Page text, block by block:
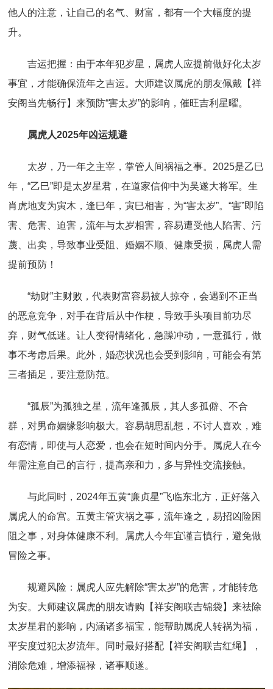
他人的注意，让自己的名气、财富，都有一个大幅度的提
升。
吉运把握：由于本年犯岁星，属虎人应提前做好化太岁
事宜，才能确保流年之吉运。大师建议属虎的朋友佩戴【祥
安阁当先畅行】来预防“害太岁”的影响，催旺吉利星曜。
属虎人2025年凶运规避
太岁，乃一年之主宰，掌管人间祸福之事。2025是乙巳
年，“乙巳”即是太岁星君，在道家信仰中为吴遂大将军。生
肖虎地支为寅木，逢巳年，寅巳相害，为“害太岁”。“害”即陷
害、危害、迫害，流年与太岁相害，容易遭受他人陷害、污
蔑、出卖，导致事业受阻、婚姻不顺、健康受损，属虎人需
提前预防！
“劫财”主财败，代表财富容易被人掠夺，会遇到不正当
的恶意竞争，对手在背后从中作梗，导致手头项目前功尽
弃，财气低迷。让人变得情绪化，急躁冲动，一意孤行，做
事不考虑后果。此外，婚恋状况也会受到影响，可能会有第
三者插足，要注意防范。
“孤辰”为孤独之星，流年逢孤辰，其人多孤僻、不合
群，对男命姻缘影响极大。容易胡思乱想，不讨人喜欢，难
有恋情，即使与人恋爱，也会在短时间内分手。属虎人在今
年需注意自己的言行，提高亲和力，多与异性交流接触。
与此同时，2024年五黄“廉贞星”飞临东北方，正好落入
属虎人的命宫。五黄主管灾祸之事，流年逢之，易招凶险困
阻之事，对身体健康不利。属虎人今年宜谨言慎行，避免做
冒险之事。
规避风险：属虎人应先解除“害太岁”的危害，才能转危
为安。大师建议属虎的朋友请购【祥安阁联吉锦袋】来祛除
太岁星君的影响，内涵诸多福宝，能帮助属虎人转祸为福，
平安度过犯太岁流年。同时最好搭配【祥安阁联吉红绳】，
消除危难，增添福禄，诸事顺遂。